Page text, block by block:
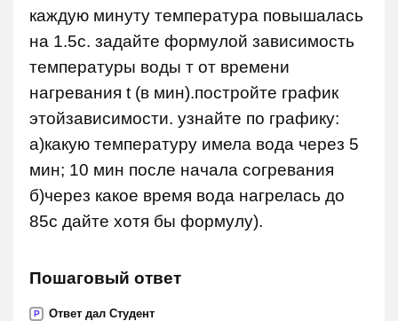
каждую минуту температура повышалась
на 1.5с. задайте формулой зависимость
температуры воды т от времени
нагревания t (в мин).постройте график
этойзависимости. узнайте по графику:
а)какую температуру имела вода через 5
мин; 10 мин после начала согревания
б)через какое время вода нагрелась до
85с дайте хотя бы формулу).
Пошаговый ответ
P Ответ дал Студент